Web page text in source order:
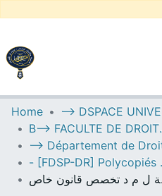
UNIVERSITY OF D.L
Communities & Collections
All of DSpace
Statistics
Home
B-->
--> Département de
-
خاص